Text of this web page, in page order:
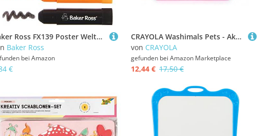
Baker Ross FX139 Poster Weltall-6er Pack, Malstifte, Plakat Stifte, Malen für Kinder
Baker Ross
bei Amazon
€
CRAYOLA Washimals Pets - Aktivitätsset Färben, Waschen und Färben mit Welpen, Duftendes Spa-Ambiente,, Empfohlenes Alter: ab 3 Jahren, 74-7475
von CRAYOLA
gefunden bei Amazon Marketplace
12,44 € 17,50 €